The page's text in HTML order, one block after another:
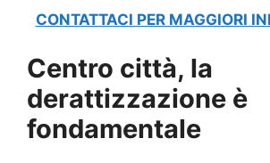
CONTATTACI PER MAGGIORI
Centro città, la
derattizzazione è
fondamentale